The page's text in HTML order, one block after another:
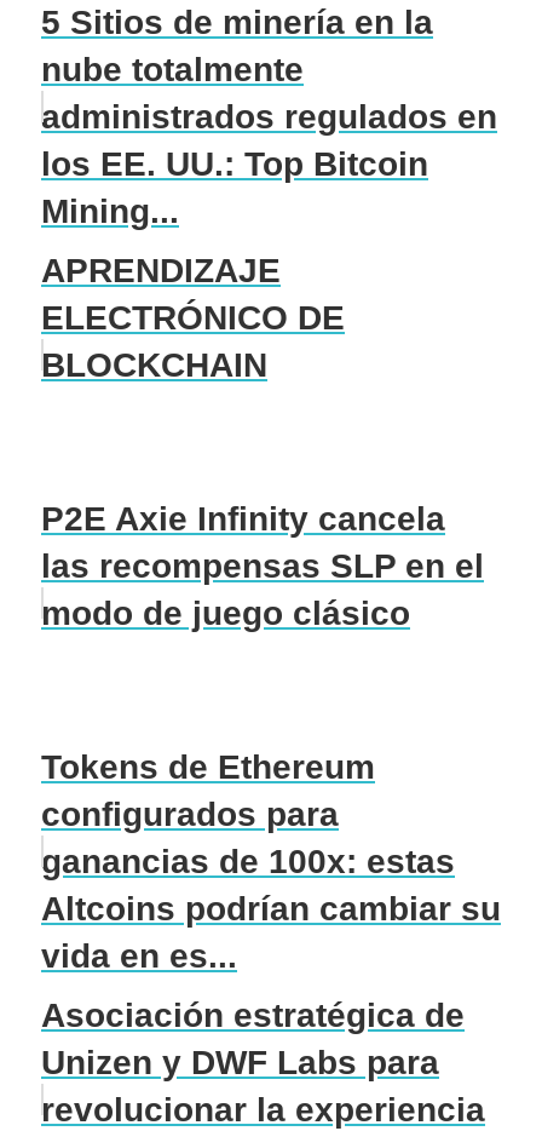
5 Sitios de minería en la
nube totalmente
administrados regulados en
los EE. UU.: Top Bitcoin
Mining...
APRENDIZAJE
ELECTRÓNICO DE
BLOCKCHAIN
P2E Axie Infinity cancela
las recompensas SLP en el
modo de juego clásico
Tokens de Ethereum
configurados para
ganancias de 100x: estas
Altcoins podrían cambiar su
vida en es...
Asociación estratégica de
Unizen y DWF Labs para
revolucionar la experiencia